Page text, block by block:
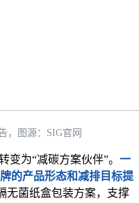
，图源：SIG官网
变为“减碳方案伙伴”。 一
的产品形态和减排目标提
无菌纸盒包装方案，支撑